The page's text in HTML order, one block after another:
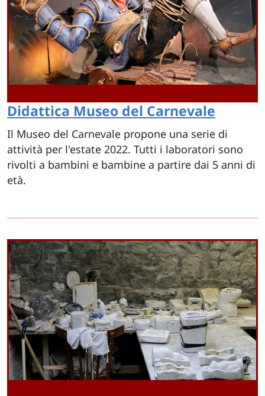
Didattica Museo del Carnevale
Il Museo del Carnevale propone una serie di
attività per l'estate 2022. Tutti i laboratori sono
rivolti a bambini e bambine a partire dai 5 anni di
età.